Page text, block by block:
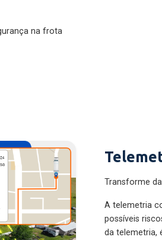
na frota
Transforme
A telemetria
possíveis
da telemetria,